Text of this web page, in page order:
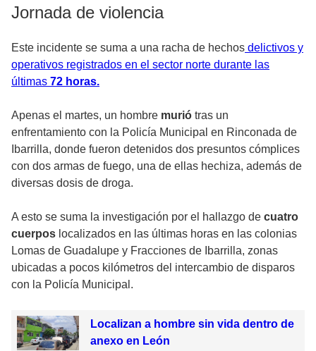
Jornada de violencia
Este incidente se suma a una racha de hechos delictivos y
operativos registrados en el sector norte durante las
últimas 72 horas.
Apenas el martes, un hombre murió tras un
enfrentamiento con la Policía Municipal en Rinconada de
Ibarrilla, donde fueron detenidos dos presuntos cómplices
con dos armas de fuego, una de ellas hechiza, además de
diversas dosis de droga.
A esto se suma la investigación por el hallazgo de cuatro
cuerpos localizados en las últimas horas en las colonias
Lomas de Guadalupe y Fracciones de Ibarrilla, zonas
ubicadas a pocos kilómetros del intercambio de disparos
con la Policía Municipal.
Localizan a hombre sin vida dentro de
anexo en León